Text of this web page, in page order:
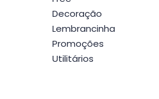
Decoração
Lembrancinha
Promoções
Utilitários